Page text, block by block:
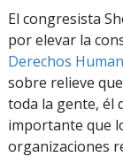
El congresista
por elevar la
Derechos
sobre relieve
toda la gente, él
importante que
organizaciones